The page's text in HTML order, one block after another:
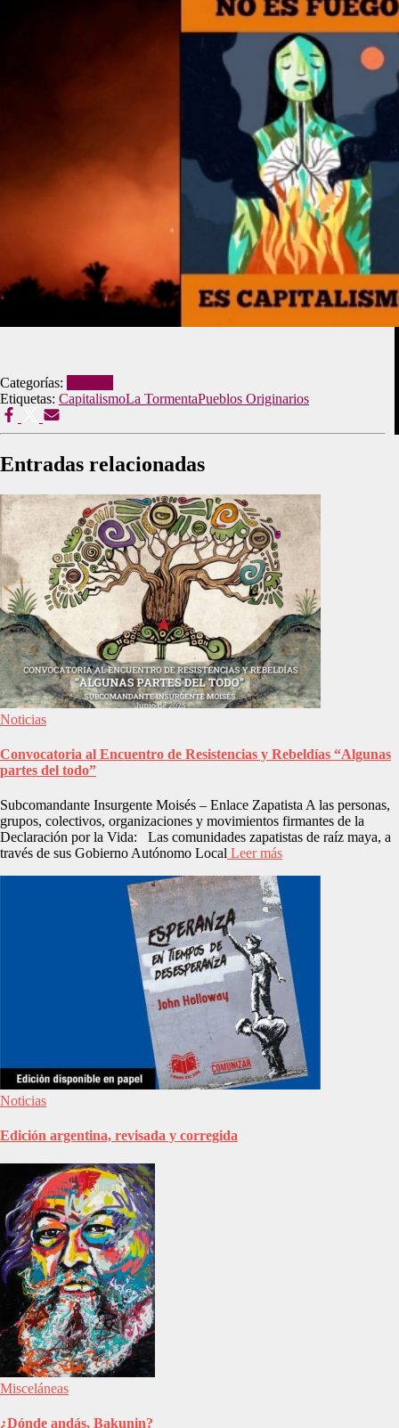
Categorías:
Etiquetas: CapitalismoLa TormentaPueblos Originarios
Entradas relacionadas
Noticias
Convocatoria al Encuentro de Resistencias y Rebeldías “Algunas
partes del todo”
Subcomandante Insurgente Moisés – Enlace Zapatista A las personas,
grupos, colectivos, organizaciones y movimientos firmantes de la
Declaración por la Vida: Las comunidades zapatistas de raíz maya, a
través de sus Gobierno Autónomo Local Leer más
Noticias
Edición argentina, revisada y corregida
Misceláneas
¿Dónde andás, Bakunin?